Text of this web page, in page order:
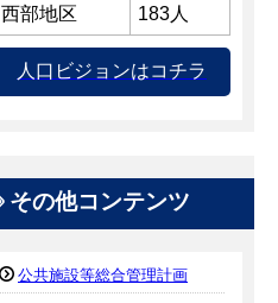
西部地区
183人
人口ビジョンはコチラ
その他コンテンツ
公共施設等総合管理計画